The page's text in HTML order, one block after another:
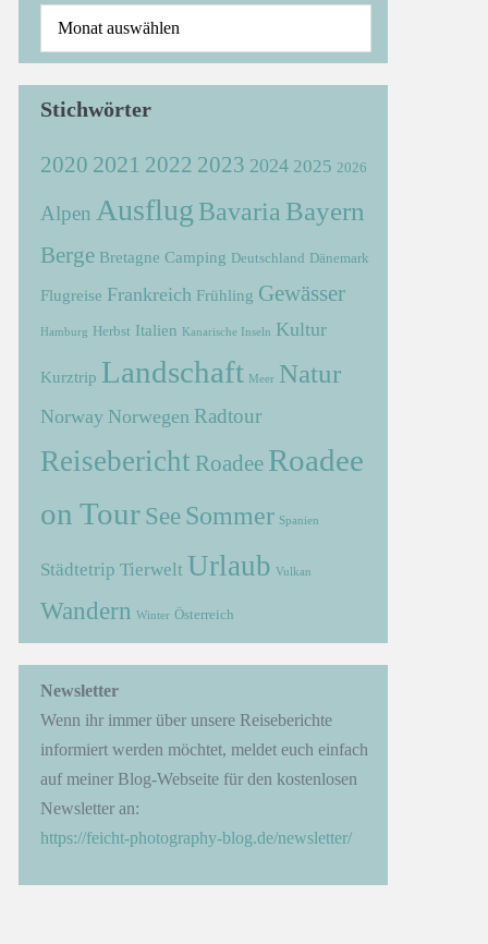
Stichwörter
2020 2021 2022 2023 2024 2025 2026
Alpen Ausflug Bavaria Bayern
Berge Bretagne Camping Deutschland Dänemark
Flugreise Frankreich Frühling Gewässer
Hamburg Herbst Italien Kanarische Inseln Kultur
Kurztrip Landschaft Meer Natur
Norway Norwegen Radtour
Reisebericht Roadee Roadee
on Tour See Sommer Spanien
Städtetrip Tierwelt Urlaub Vulkan
Wandern Winter Österreich
Newsletter
Wenn ihr immer über unsere Reiseberichte
informiert werden möchtet, meldet euch einfach
auf meiner Blog-Webseite für den kostenlosen
Newsletter an:
https://feicht-photography-blog.de/newsletter/